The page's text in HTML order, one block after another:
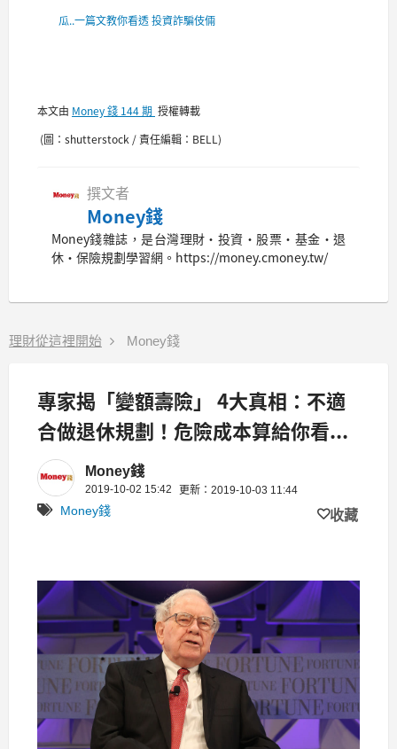
瓜..一篇文教你看透 投資詐騙伎倆
本文由 Money 錢 144 期 授權轉載
(圖：shutterstock / 責任編輯：BELL)
撰文者
Money錢
Money錢雜誌，是台灣理財‧投資‧股票‧基金‧退
休‧保險規劃學習網。https://money.cmoney.tw/
理財從這裡開始 Money錢
專家揭「變額壽險」 4大真相：不適
合做退休規劃！危險成本算給你看...
Money錢
2019-10-02 15:42 更新：2019-10-03 11:44
Money錢 收藏